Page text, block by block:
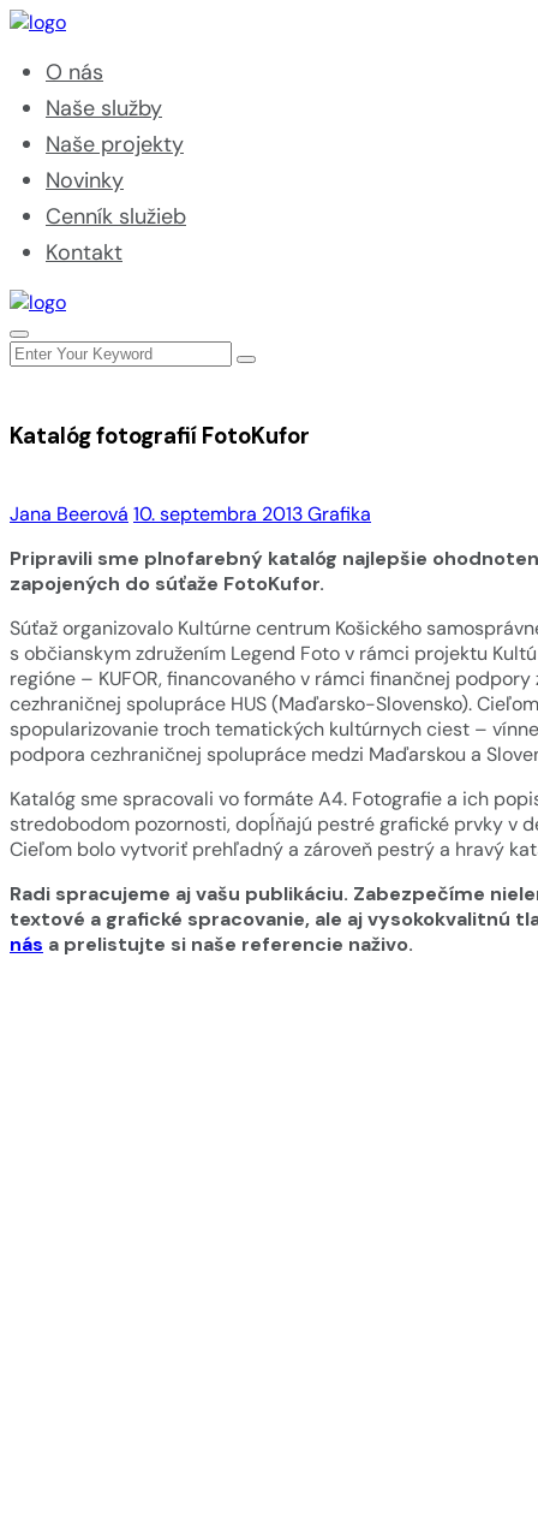
O nás
Naše služby
Naše projekty
Novinky
Cenník služieb
Kontakt
Jana Beerová 10. septembra 2013Grafika
Katalóg fotografií FotoKufor
Pripravili sme plnofarebný katalóg najlepšie
zapojených do súťaže FotoKufor.
Súťaž organizovalo Kultúrne centrum Košického
s občianskym združením Legend Foto v rámci projektu
regióne – KUFOR, financovaného v rámci finančnej podpory
cezhraničnej spolupráce HUS (Maďarsko-Slovensko).
spopularizovanie troch tematických kultúrnych ciest –
podpora cezhraničnej spolupráce medzi Maďarskou a
Katalóg sme spracovali vo formáte A4. Fotografie a ich
stredobodom pozornosti, dopĺňajú pestré grafické prvky v
Cieľom bolo vytvoriť prehľadný a zároveň pestrý a hravý
Radi spracujeme aj vašu publikáciu. Zabezpečíme
textové a grafické spracovanie, ale aj vysokokvalitnú
nás a prelistujte si naše referencie naživo.